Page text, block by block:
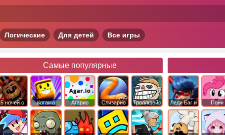
Логические Для детей Все игры
Самые популярные
5 ночей с
фредди
Когама Агарио Слизарио
Троллфейс
квест
Леди Баг и
Супер Кот
Пони
Дружба